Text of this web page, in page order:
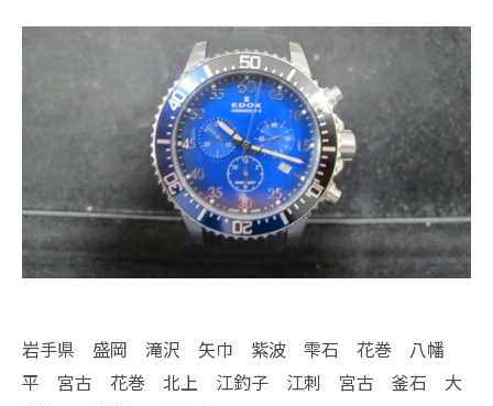
岩手県 盛岡 滝沢 矢巾 紫波 雫石 花巻 八幡
平 宮古 花巻 北上 江釣子 江刺 宮古 釜石 大